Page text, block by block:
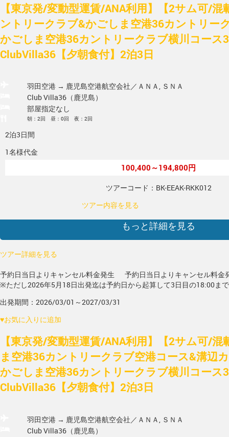
【東京発/変動型運賃/ANA利用】【2サム可/混
ントリークラブ&かごしま空港36カントリー
かごしま空港36カントリークラブ横川コース
ClubVilla36【夕朝食付】2泊3日
羽田空港 → 鹿児島空港航空会社／ＡＮＡ, ＳＮＡ
Club Villa36（鹿児島）
部屋指定なし
朝：2回 昼：0回 夜：2回
2泊3日間
1名様代金
100,400～194,800円
ツアーコード：BK-EEAK-RKK012
ツアー内容を見る
もっと詳細を見る
ツアー詳細を見る
予約日当日よりキャンセル料金発生
予約日当日よりキャンセル料金
※ただし2026年5月18日出発迄は予約日から起算して3日目の18:00ま
出発期間：2026/03/01～2027/03/31
♥お気に入りに追加
【東京発/変動型運賃/ANA利用】【2サム可/
ま空港36カントリークラブ空港コース&溝辺
かごしま空港36カントリークラブ横川コース
ClubVilla36【夕朝食付】2泊3日
羽田空港 → 鹿児島空港航空会社／ＡＮＡ, ＳＮＡ
Club Villa36（鹿児島）